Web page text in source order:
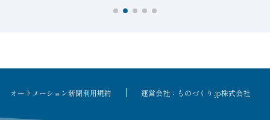
オートメーション新聞利用規約 運営会社：ものづくり.jp株式会社